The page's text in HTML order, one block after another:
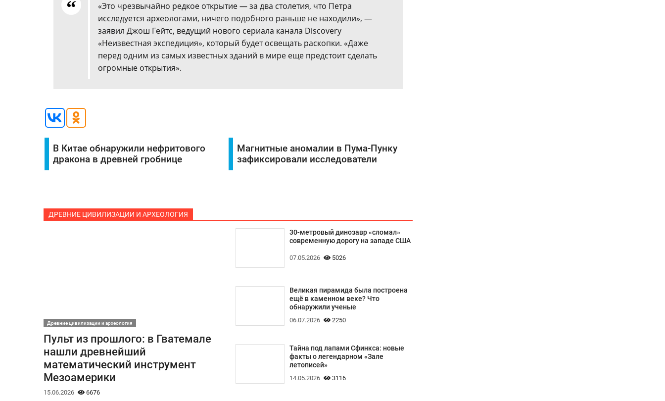
«Это чрезвычайно редкое открытие — за два столетия, что Петра
исследуется археологами, ничего подобного раньше не находили», —
заявил Джош Гейтс, ведущий нового сериала канала Discovery
«Неизвестная экспедиция», который будет освещать раскопки. «Даже
перед одним из самых известных зданий в мире еще предстоит сделать
огромные открытия».
В Китае обнаружили нефритового
дракона в древней гробнице
Магнитные аномалии в Пума-Пунку
зафиксировали исследователи
ДРЕВНИЕ ЦИВИЛИЗАЦИИ И АРХЕОЛОГИЯ
Древние цивилизации и археология
Пульт из прошлого: в Гватемале
нашли древнейший
математический инструмент
Мезоамерики
15.06.2026 6676
30-метровый динозавр «сломал»
современную дорогу на западе США
07.05.2026 5026
Великая пирамида была построена
ещё в каменном веке? Что
обнаружили ученые
06.07.2026 2250
Тайна под лапами Сфинкса: новые
факты о легендарном «Зале
летописей»
14.05.2026 3116